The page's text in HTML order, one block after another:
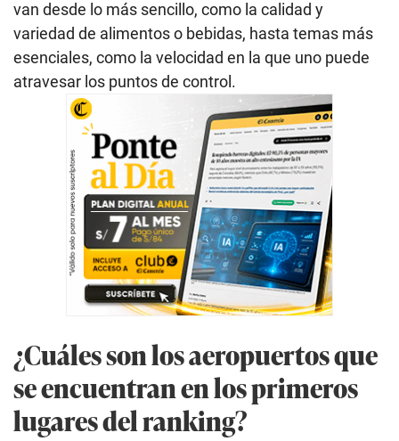
van desde lo más sencillo, como la calidad y
variedad de alimentos o bebidas, hasta temas más
esenciales, como la velocidad en la que uno puede
atravesar los puntos de control.
¿Cuáles son los aeropuertos que
se encuentran en los primeros
lugares del ranking?